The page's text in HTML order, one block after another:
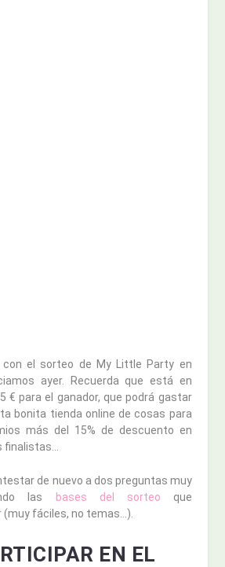
con el sorteo de My Little Party en
ayer. Recuerda que está en
€ para el ganador, que podrá gastar
bonita tienda online de cosas para
más del 15% de descuento en
finalistas…
de nuevo a dos preguntas muy
las
bases del sorteo que
(muy fáciles, no temas…).
EN EL